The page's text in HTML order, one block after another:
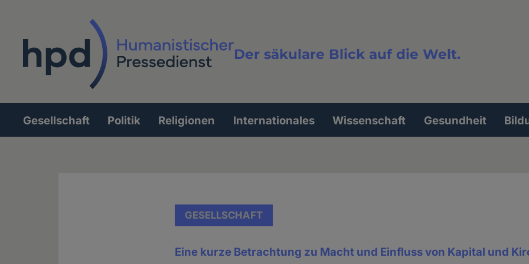
Der säkulare Blick auf die Welt.
Volltextsuche
Hauptnavigation
Gesellschaft Politik Religionen Internationales Wissenschaft Gesundheit
GESELLSCHAFT
Eine kurze Betrachtung zu Macht und Einfluss von Kapital und